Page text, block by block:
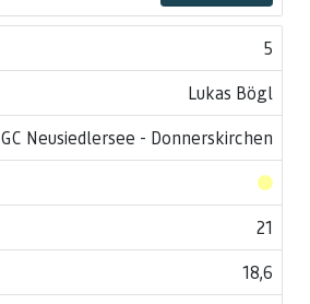
5
Lukas Bögl
GC Neusiedlersee - Donnerskirchen
21
18,6